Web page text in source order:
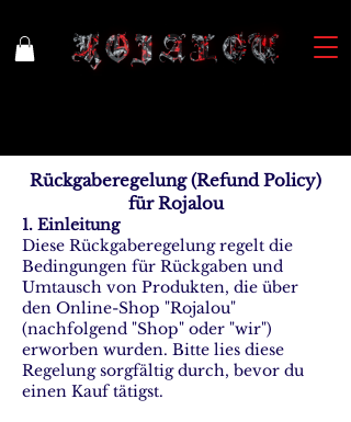
Rückgaberegelung (Refund Policy)
für Rojalou
1. Einleitung
Diese Rückgaberegelung regelt die
Bedingungen für Rückgaben und
Umtausch von Produkten, die über
den Online-Shop "Rojalou"
(nachfolgend "Shop" oder "wir")
erworben wurden. Bitte lies diese
Regelung sorgfältig durch, bevor du
einen Kauf tätigst.